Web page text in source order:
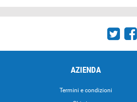
AZIENDA
Termini e condizioni